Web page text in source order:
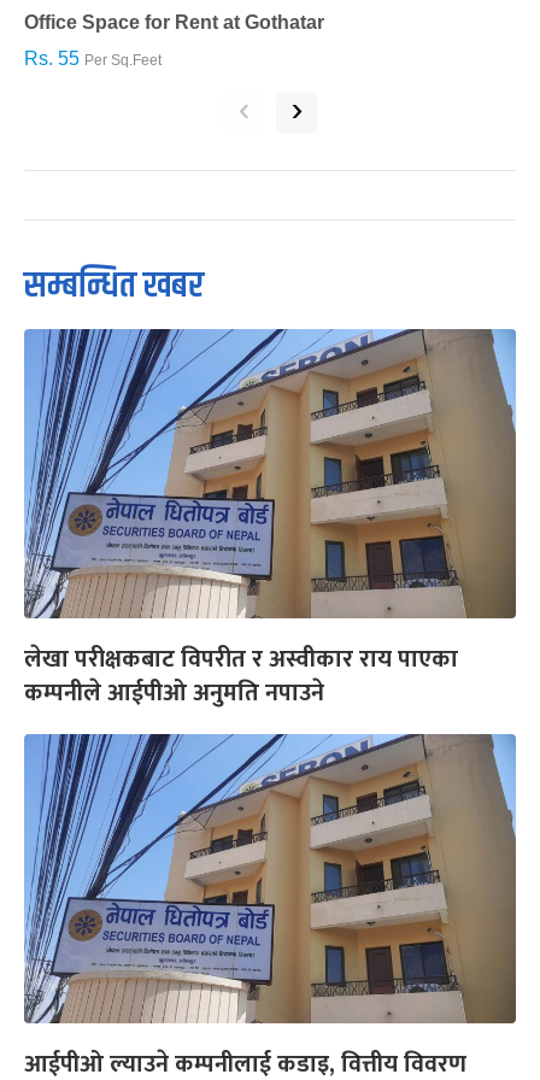
Office Space for Rent at Gothatar
Rs. 55 Per Sq.Feet
‹ ›
सम्बन्धित खबर
लेखा परीक्षकबाट विपरीत र अस्वीकार राय पाएका
कम्पनीले आईपीओ अनुमति नपाउने
आईपीओ ल्याउने कम्पनीलाई कडाइ, वित्तीय विवरण